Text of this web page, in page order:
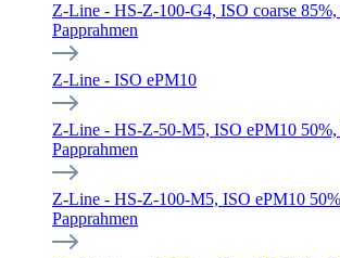
Z-Line - HS-Z-100-G4, ISO coarse 85%,
Papprahmen
Z-Line - ISO ePM10
Z-Line - HS-Z-50-M5, ISO ePM10 50%,
Papprahmen
Z-Line - HS-Z-100-M5, ISO ePM10
Papprahmen